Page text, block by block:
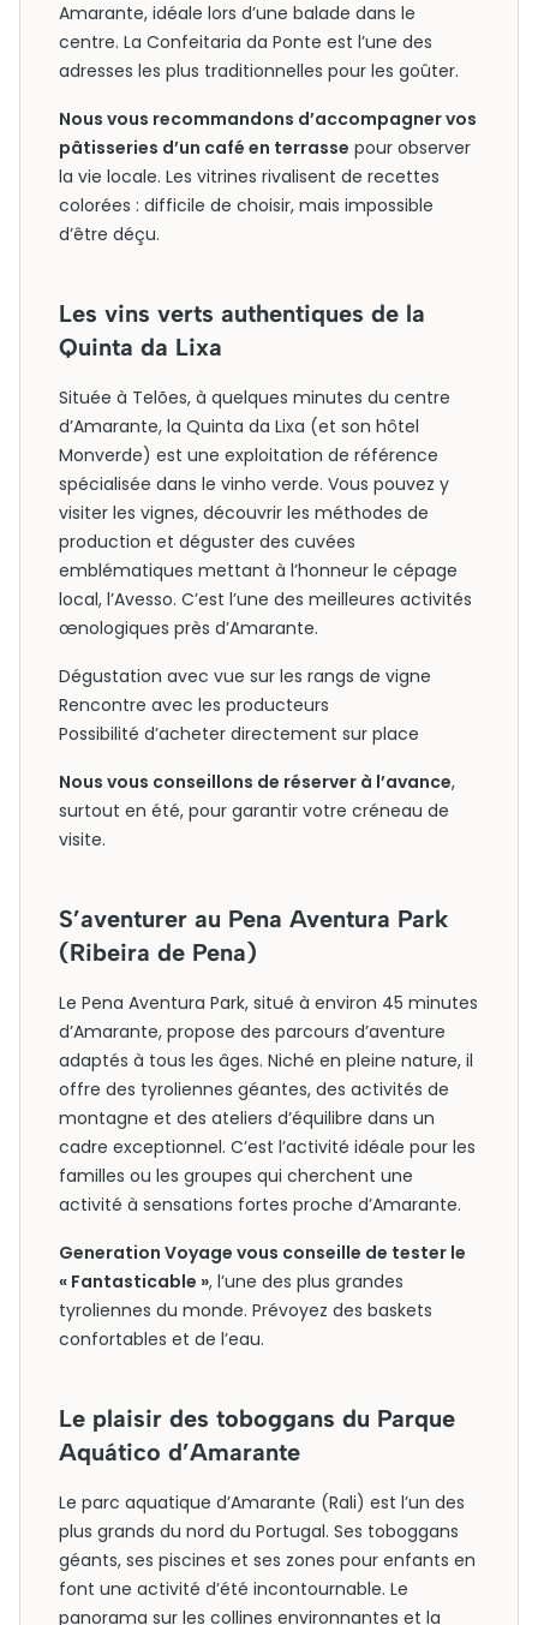
Amarante, idéale lors d’une balade dans le
centre. La Confeitaria da Ponte est l’une des
adresses les plus traditionnelles pour les goûter.
Nous vous recommandons d’accompagner vos
pâtisseries d’un café en terrasse pour observer
la vie locale. Les vitrines rivalisent de recettes
colorées : difficile de choisir, mais impossible
d’être déçu.
Les vins verts authentiques de la
Quinta da Lixa
Située à Telões, à quelques minutes du centre
d’Amarante, la Quinta da Lixa (et son hôtel
Monverde) est une exploitation de référence
spécialisée dans le vinho verde. Vous pouvez y
visiter les vignes, découvrir les méthodes de
production et déguster des cuvées
emblématiques mettant à l’honneur le cépage
local, l’Avesso. C’est l’une des meilleures activités
œnologiques près d’Amarante.
Dégustation avec vue sur les rangs de vigne
Rencontre avec les producteurs
Possibilité d’acheter directement sur place
Nous vous conseillons de réserver à l’avance,
surtout en été, pour garantir votre créneau de
visite.
S’aventurer au Pena Aventura Park
(Ribeira de Pena)
Le Pena Aventura Park, situé à environ 45 minutes
d’Amarante, propose des parcours d’aventure
adaptés à tous les âges. Niché en pleine nature, il
offre des tyroliennes géantes, des activités de
montagne et des ateliers d’équilibre dans un
cadre exceptionnel. C’est l’activité idéale pour les
familles ou les groupes qui cherchent une
activité à sensations fortes proche d’Amarante.
Generation Voyage vous conseille de tester le
« Fantasticable », l’une des plus grandes
tyroliennes du monde. Prévoyez des baskets
confortables et de l’eau.
Le plaisir des toboggans du Parque
Aquático d’Amarante
Le parc aquatique d’Amarante (Rali) est l’un des
plus grands du nord du Portugal. Ses toboggans
géants, ses piscines et ses zones pour enfants en
font une activité d’été incontournable. Le
panorama sur les collines environnantes et la